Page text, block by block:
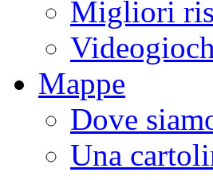
Migliori
Mappe
Dove
Una